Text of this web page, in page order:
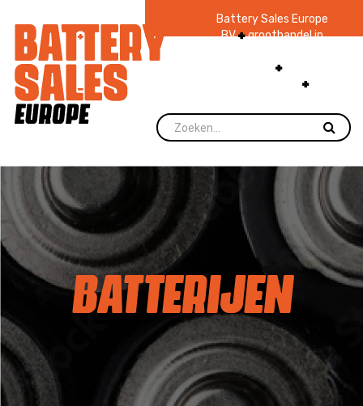
Battery Sales Europe
BV groothandel in
zaklampen Ruim 48
jaar ervaring
voorraad.
BATTERIJEN